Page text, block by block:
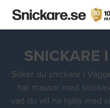
SNICKARE
Söker du snickare i
har massor med
vad du vill ha hjälp med